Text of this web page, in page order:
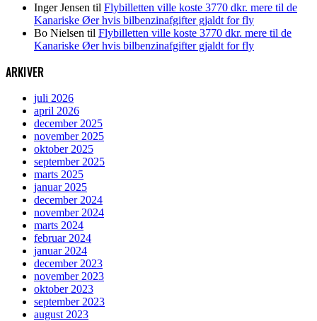
Inger Jensen til Flybilletten ville koste 3770 dkr. mere til de
Kanariske Øer hvis bilbenzinafgifter gjaldt for fly
Bo Nielsen til Flybilletten ville koste 3770 dkr. mere til de
Kanariske Øer hvis bilbenzinafgifter gjaldt for fly
ARKIVER
juli 2026
april 2026
december 2025
november 2025
oktober 2025
september 2025
marts 2025
januar 2025
december 2024
november 2024
marts 2024
februar 2024
januar 2024
december 2023
november 2023
oktober 2023
september 2023
august 2023